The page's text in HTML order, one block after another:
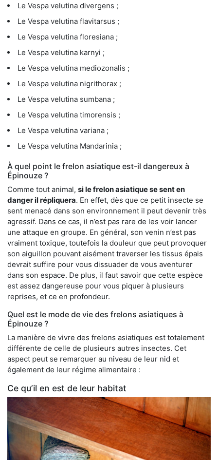
Le Vespa velutina divergens ;
Le Vespa velutina flavitarsus ;
Le Vespa velutina floresiana ;
Le Vespa velutina karnyi ;
Le Vespa velutina mediozonalis ;
Le Vespa velutina nigrithorax ;
Le Vespa velutina sumbana ;
Le Vespa velutina timorensis ;
Le Vespa velutina variana ;
Le Vespa velutina Mandarinia ;
À quel point le frelon asiatique est-il dangereux à
Épinouze ?
Comme tout animal, si le frelon asiatique se sent en
danger il répliquera. En effet, dès que ce petit insecte se
sent menacé dans son environnement il peut devenir très
agressif. Dans ce cas, il n’est pas rare de les voir lancer
une attaque en groupe. En général, son venin n’est pas
vraiment toxique, toutefois la douleur que peut provoquer
son aiguillon pouvant aisément traverser les tissus épais
devrait suffire pour vous dissuader de vous aventurer
dans son espace. De plus, il faut savoir que cette espèce
est assez dangereuse pour vous piquer à plusieurs
reprises, et ce en profondeur.
Quel est le mode de vie des frelons asiatiques à
Épinouze ?
La manière de vivre des frelons asiatiques est totalement
différente de celle de plusieurs autres insectes. Cet
aspect peut se remarquer au niveau de leur nid et
également de leur régime alimentaire :
Ce qu’il en est de leur habitat